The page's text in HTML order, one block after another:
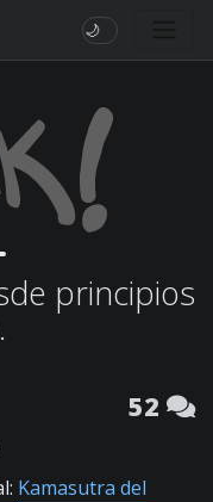
🌙
principios
52
Kamasutra del